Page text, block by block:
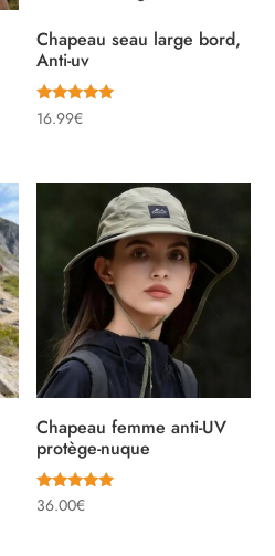
Chapeau seau large bord,
Anti-uv
Note
5.00
16.99€
Chapeau femme anti-UV
protège-nuque
Note
5.00
36.00€